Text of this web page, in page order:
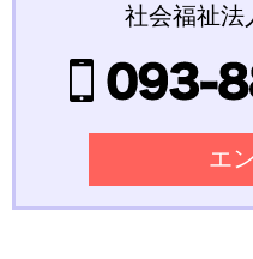
社会福祉法
エ